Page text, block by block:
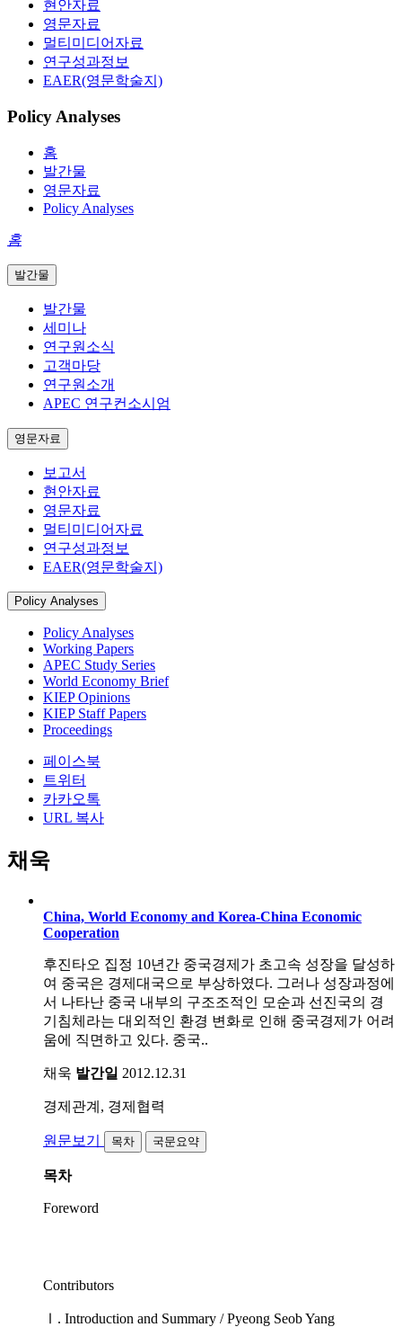
현안자료
영문자료
멀티미디어자료
연구성과정보
EAER(영문학술지)
Policy Analyses
홈
발간물
영문자료
Policy Analyses
홈
발간물
발간물
세미나
연구원소식
고객마당
연구원소개
APEC 연구컨소시엄
영문자료
보고서
현안자료
영문자료
멀티미디어자료
연구성과정보
EAER(영문학술지)
Policy Analyses
Policy Analyses
Working Papers
APEC Study Series
World Economy Brief
KIEP Opinions
KIEP Staff Papers
Proceedings
페이스북
트위터
카카오톡
URL 복사
채욱
China, World Economy and Korea-China Economic
Cooperation
후진타오 집정 10년간 중국경제가 초고속 성장을 달성하
여 중국은 경제대국으로 부상하였다. 그러나 성장과정에
서 나타난 중국 내부의 구조조적인 모순과 선진국의 경
기침체라는 대외적인 환경 변화로 인해 중국경제가 어려
움에 직면하고 있다. 중국..
채욱 발간일 2012.12.31
경제관계, 경제협력
원문보기 목차 국문요약
목차
Foreword
Contributors
Ⅰ. Introduction and Summary / Pyeong Seob Yang